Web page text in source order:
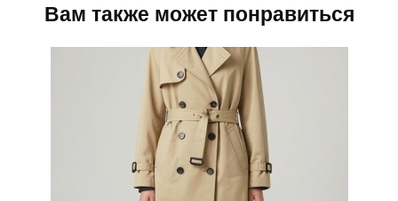
Вам также может понравиться